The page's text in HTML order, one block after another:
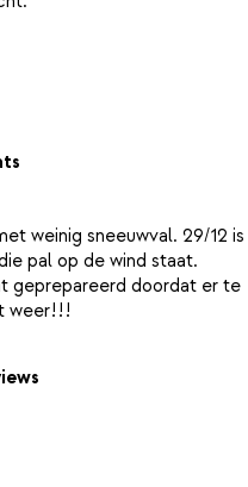
weinig sneeuwval. 29/12 is
pal op de wind staat.
geprepareerd doordat er te